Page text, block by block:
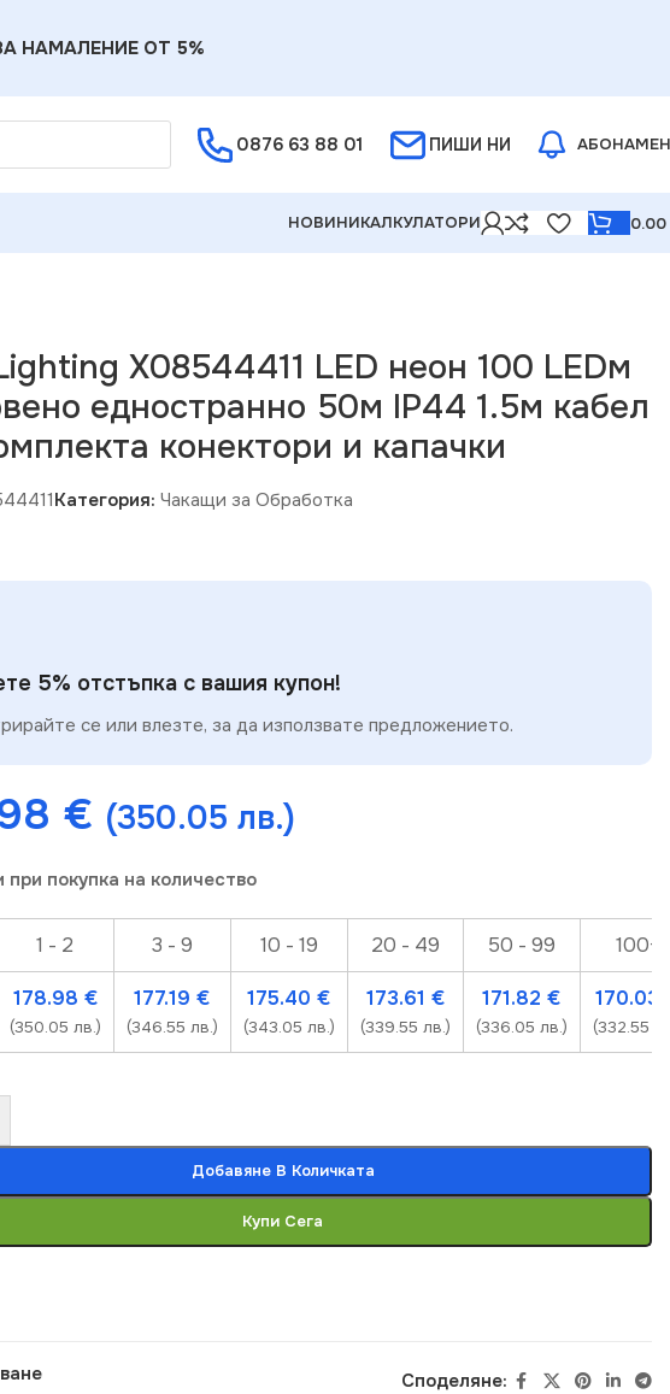
НАМАЛЕНИЕ ОТ 5%
0876 63 88 01 ПИШИ НИ
НОВИНИКАЛКУЛАТОРИ 0.00
X08544411 LED неон 100 LEDм
едностранно 50м IP44 1.5м кабел
конектори и капачки
Категория: Чакащи за Обработка
5% отстъпка с вашия купон!
се или влезте, за да използвате предложението.
€ (350.05 лв.)
при покупка на количество
1 - 2 3 - 9 10 - 19 20 - 49 50 - 99 100+
178.98 €
(350.05 лв.)
177.19€
(346.55 лв.)
175.40€
(343.05 лв.)
173.61 €
(339.55 лв.)
171.82€
(336.05 лв.)
170.03
(332.55
Добавяне В Количката
Купи Сега
Споделяне: